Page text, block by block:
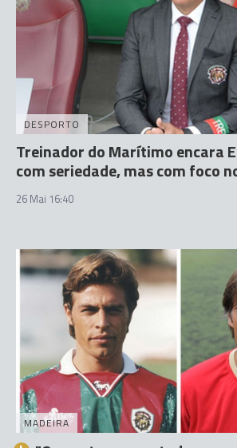
DESPORTO
Treinador do Marítimo encara
com seriedade, mas com foco
26 Mai 16:40
MADEIRA